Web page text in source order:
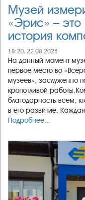
Музей
«Эрис» – это
история
18:20, 22.08.2023
На данный момент
первое место во
музеев», заслуженно
кропотливой
благодарность всем,
в его развитие.
Подробнее...